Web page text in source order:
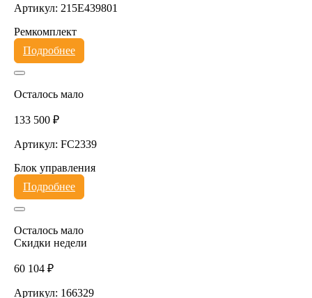
Артикул: 215E439801
Ремкомплект
Подробнее
Осталось мало
133 500 ₽
Артикул: FC2339
Блок управления
Подробнее
Осталось мало
Скидки недели
60 104 ₽
Артикул: 166329